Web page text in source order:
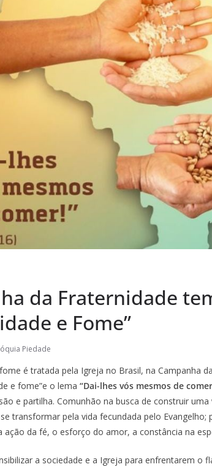
da Fraternidade
e Fome”
Piedade
é tratada pela Igreja no Brasil, na Campanha
e fome”e o lema “Dai-lhes vós mesmos de
e partilha. Comunhão na busca de construir
transformar pela vida fecundada pelo Evangelho;
ação da fé, o esforço do amor, a constância na
a sociedade e a Igreja para enfrentarem o